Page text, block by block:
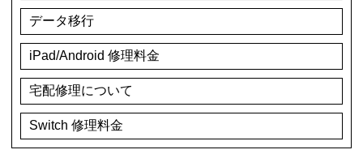
データ移行
iPad/Android 修理料金
宅配修理について
Switch 修理料金